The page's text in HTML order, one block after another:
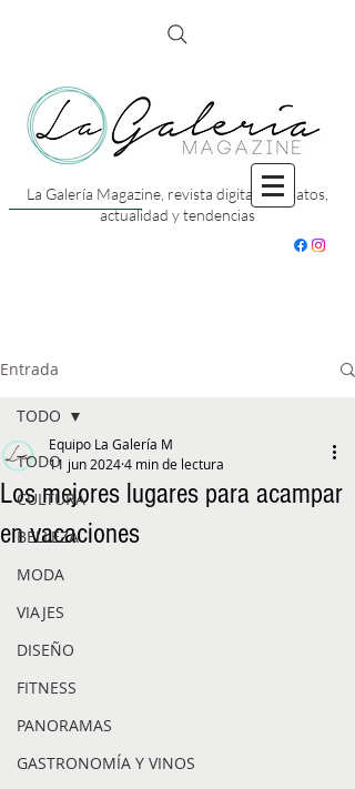
La Galería Magazine, revista digital con datos,
actualidad y tendencias
Entrada
TODO
CULTURA
BELLEZA
MODA
VIAJES
DISEÑO
FITNESS
PANORAMAS
GASTRONOMÍA Y VINOS
TODO
Los mejores lugares para acampar
en vacaciones
Equipo La Galería M
11 jun 20244 min de lectura